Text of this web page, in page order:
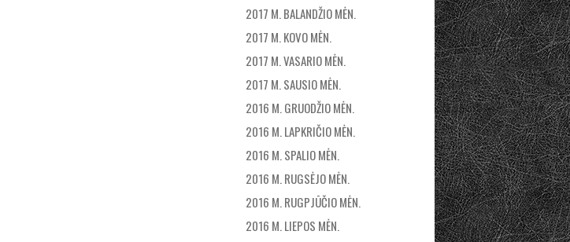
2017 M. BALANDŽIO MĖN.
2017 M. KOVO MĖN.
2017 M. VASARIO MĖN.
2017 M. SAUSIO MĖN.
2016 M. GRUODŽIO MĖN.
2016 M. LAPKRIČIO MĖN.
2016 M. SPALIO MĖN.
2016 M. RUGSĖJO MĖN.
2016 M. RUGPJŪČIO MĖN.
2016 M. LIEPOS MĖN.